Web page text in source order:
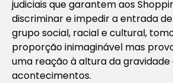
judiciais que garantem aos
discriminar e impedir a entrada
grupo social, racial e cultural,
proporção inimaginável mas
uma reação à altura da gravidade
acontecimentos.